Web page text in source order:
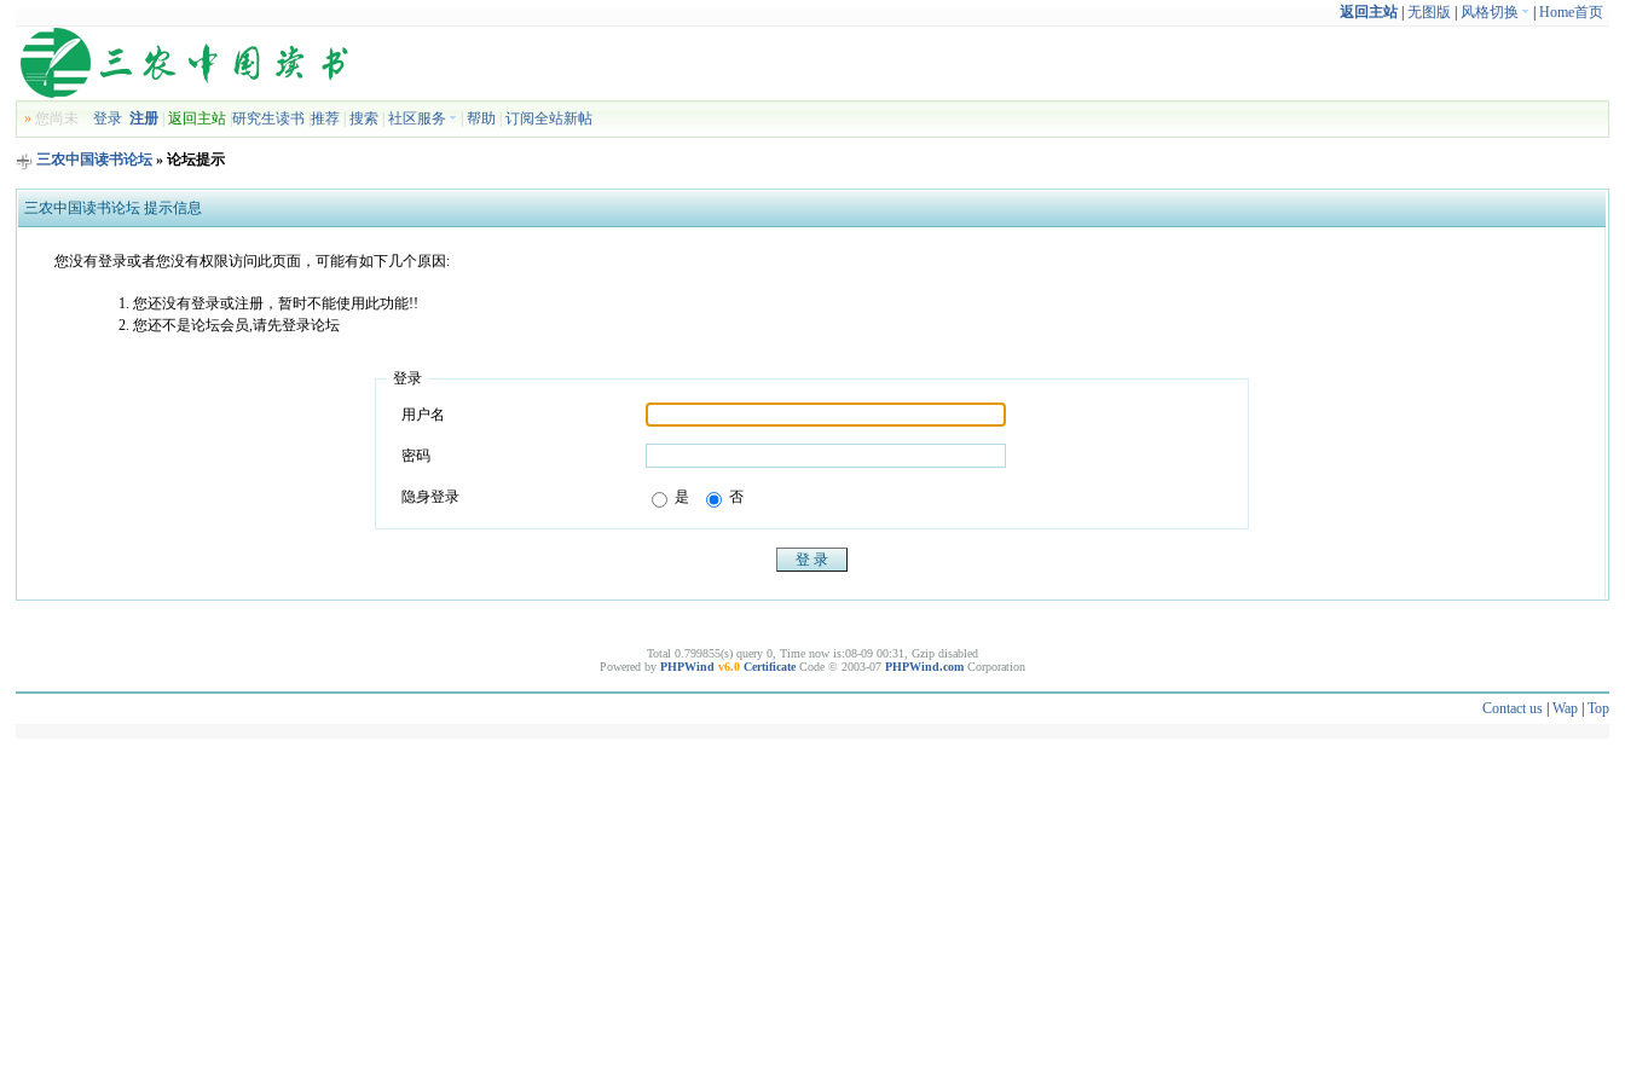
返回主站| 无图版 风格切换 Home首页
» 您尚未登录 注册 |返回主站 |研究生读书 |推荐 |搜索 |社区服务 |帮助 |订阅全站新帖
三农中国读书论坛 » 论坛提示
三农中国读书论坛 提示信息
您没有登录或者您没有权限访问此页面，可能有如下几个原因:
您还没有登录或注册，暂时不能使用此功能!!
您还不是论坛会员,请先登录论坛
登录
用户名
密码
隐身登录 是 否
Total 0.799855(s) query 0, Time now is:08-09 00:31, Gzip disabled
Powered by PHPWind v6.0 Certificate Code © 2003-07 PHPWind.com Corporation
Contact us| Wap| Top